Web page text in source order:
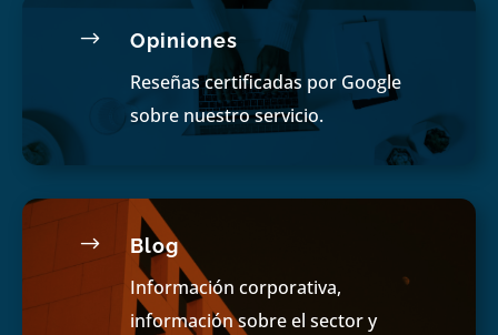
$ Opiniones
Reseñas certificadas por Google
sobre nuestro servicio.
$ Blog
Información corporativa,
información sobre el sector y